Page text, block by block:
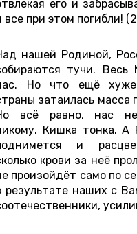
его и
все при этом погибли!
нашей Родиной,
тучи. Весь
Но что ещё
затаилась масса
всё равно, нас
Кишка тонка. А
и
крови за неё
произойдёт само по
результате наших с